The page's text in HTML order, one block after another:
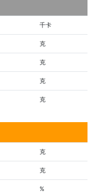
千卡
克
克
克
克
克
克
%